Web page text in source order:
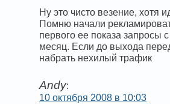
Ну это чисто везение, хотя
Помню начали
первого ее показа запросы
месяц. Если до выхода
набрать нехилый трафик
Andy:
10 октября 2008 в 10:03